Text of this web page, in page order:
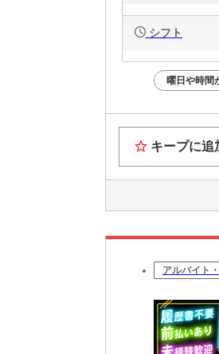
シフト
曜日や時間
キープに追
アルバイト